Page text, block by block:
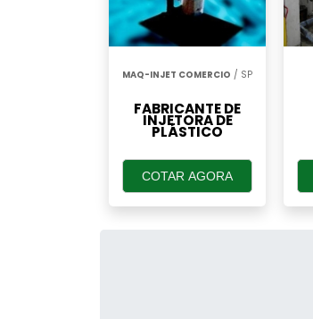
MAQ-INJET COMERCIO / SP
FABRICANTE DE
INJETORA DE
PLÁSTICO
COTAR AGORA